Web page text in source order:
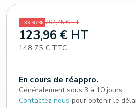
- 39,37% 204,45 € HT
123,96 € HT
148,75 € TTC
En cours de réappro.
Généralement sous 3 à 10 jours
Contactez nous pour obtenir le délai